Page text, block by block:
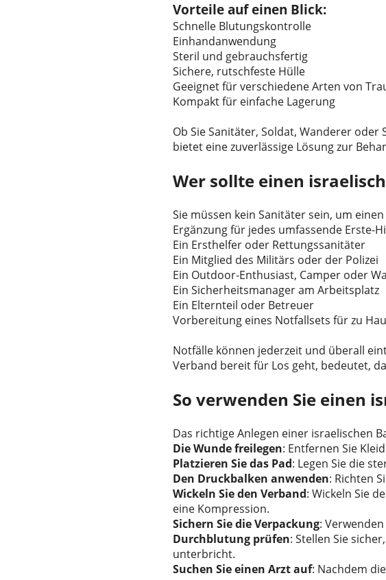
Vorteile auf einen Blick:
Schnelle Blutungskontrolle
Einhandanwendung
Steril und gebrauchsfertig
Sichere, rutschfeste Hülle
Geeignet für verschiedene Arten von
Kompakt für einfache Lagerung
Ob Sie Sanitäter, Soldat, Wanderer
bietet eine zuverlässige Lösung zur
Wer sollte einen
Sie müssen kein Sanitäter sein, um
Ergänzung für jedes umfassende Erste-
Ein Ersthelfer oder Rettungssanitäter
Ein Mitglied des Militärs oder der Polizei
Ein Outdoor-Enthusiast, Camper oder
Ein Sicherheitsmanager am Arbeitsplatz
Ein Elternteil oder Betreuer
Vorbereitung eines Notfallsets für zu
Notfälle können jederzeit und überall
Verband bereit für Los geht, bedeutet,
So verwenden Sie einen
Das richtige Anlegen einer israelischen
Die Wunde freilegen: Entfernen Sie
Platzieren Sie das Pad: Legen Sie die
Den Druckbalken anwenden: Richten
Wickeln Sie den Verband: Wickeln Sie
eine Kompression.
Sichern Sie die Verpackung:
Durchblutung prüfen: Stellen Sie
unterbricht.
Suchen Sie einen Arzt auf: Nachdem